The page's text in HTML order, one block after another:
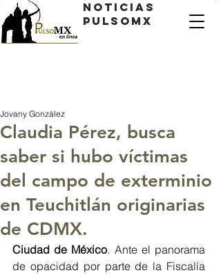
Noticias
PulsoMX
Claudia Pérez, busca
saber si hubo víctimas
del campo de exterminio
en Teuchitlán originarias
de CDMX.
Jovany González
Ciudad de México. Ante el panorama
de opacidad por parte de la Fiscalía